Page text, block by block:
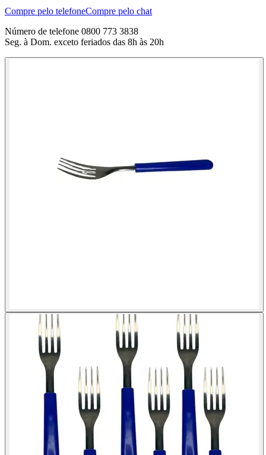
Compre pelo telefoneCompre pelo chat
Número de telefone 0800 773 3838
Seg. à Dom. exceto feriados das 8h às 20h